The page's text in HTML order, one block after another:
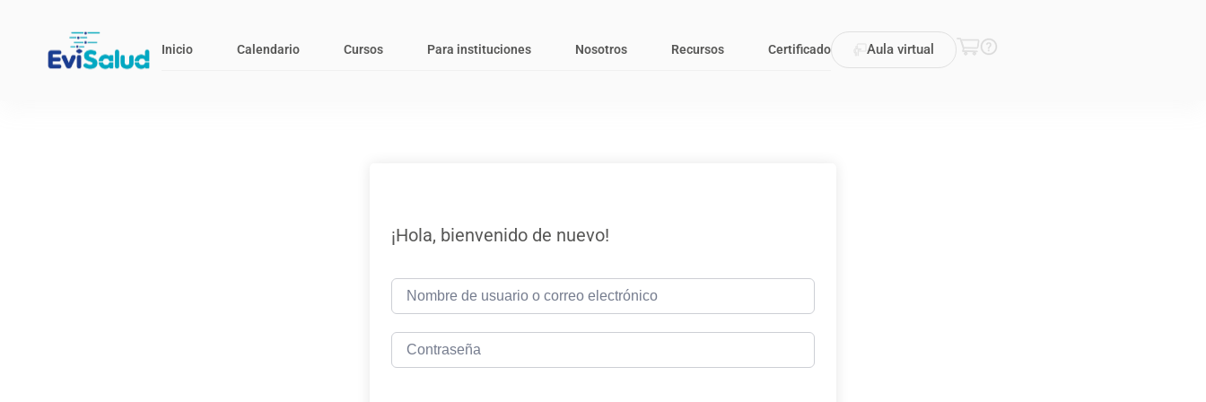
Inicio Calendario Cursos Para instituciones Nosotros Recursos Certificado Aula virtual
¡Hola, bienvenido de nuevo!